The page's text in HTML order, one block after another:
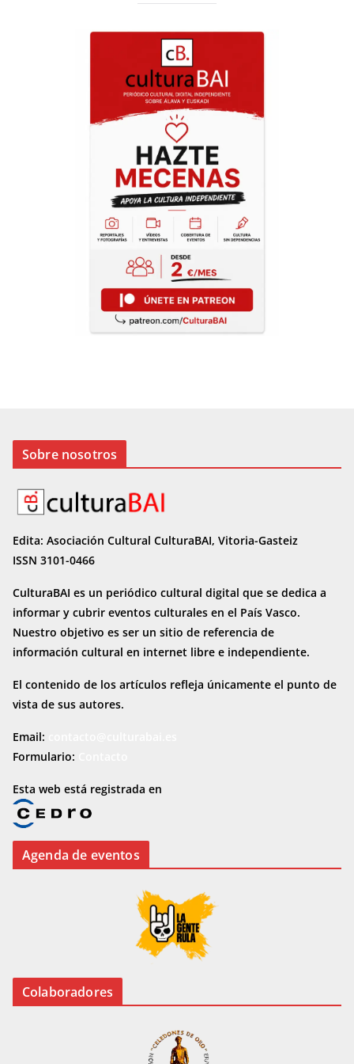
Sobre nosotros
Edita: Asociación Cultural CulturaBAI, Vitoria-Gasteiz
ISSN 3101-0466
CulturaBAI es un periódico cultural digital que se dedica a
informar y cubrir eventos culturales en el País Vasco.
Nuestro objetivo es ser un sitio de referencia de
información cultural en internet libre e independiente.
El contenido de los artículos refleja únicamente el punto de
vista de sus autores.
Email:
Formulario:
Esta web está registrada en
Agenda de eventos
Colaboradores